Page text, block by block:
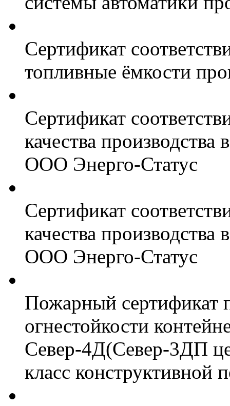
Сертификат
топливные ёмкости
Сертификат
качества
ООО Энерго-Статус
Сертификат
качества
ООО Энерго-Статус
Пожарный сертификат
огнестойкости
Север-4Д(Север-3ДП
класс конструктивной